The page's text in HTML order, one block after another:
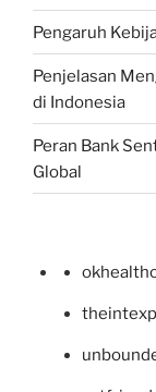
Pengaruh
Penjelasan
di Indonesia
Peran Bank
Global